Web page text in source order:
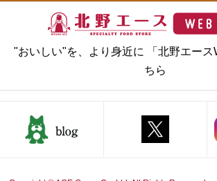
"おいしい"を、より身近に 「北野エース
ちら